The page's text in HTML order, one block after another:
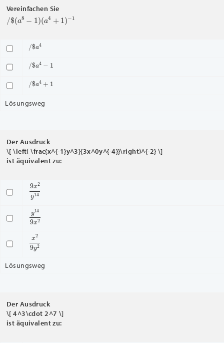
Vereinfachen Sie
/$(a 8 1) ( a 4+ )−
/$ 4
/$ 4 1
/$ 4 1
Lösungsweg
Der Ausdruck
\[ \left( \frac{x^{-1}y^3}{3x^0y^{-4}}\right)^{-2} \]
ist äquivalent zu:
9x2
y14
x29
Lösungsweg
Der Ausdruck
\[ 4^3\cdot 2^7 \]
ist äquivalent zu: